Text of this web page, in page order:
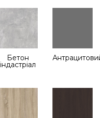
Бетон
індастріал